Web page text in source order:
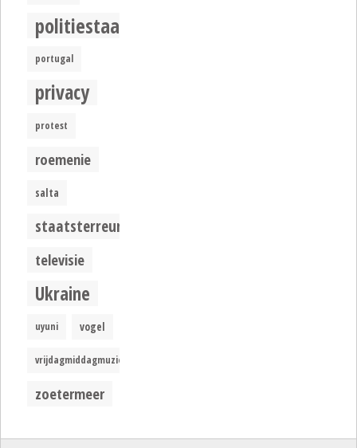
politiestaat
portugal
privacy
protest
roemenie
salta
staatsterreur
televisie
Ukraine
uyuni vogel
vrijdagmiddagmuziek
zoetermeer